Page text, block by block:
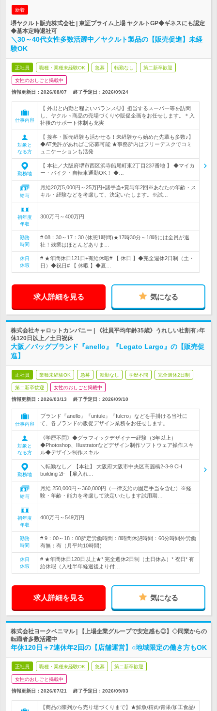
新着
堺ヤクルト販売株式会社 | 東証プライム上場 ヤクルトGP◆ギネスにも認定
◆基本定時退社可
＼30～40代女性多数活躍中／ヤクルト製品の【販売促進】未経
験OK
正社員 職種・業種未経験OK 急募 転勤なし 第二新卒歓迎
女性のおしごと掲載中
情報更新日：2026/08/07 終了予定日： 2026/09/24
仕事内容
【 外出と内勤と程よいバランス◎】担当するスーパー等を訪問
し、ヤクルト商品の売場づくりや販促企画をお任せします。＊入
社後のサポート体制も充実
対象と
なる方
【 接客・販売経験も活かせる！未経験から始めた先輩も多数♪】
◆AT免許があればご応募可能 ★事務所内はフリーデスクでコミ
ュニケーションも活発
勤務地
【 本社／大阪府堺市西区浜寺船尾町東2丁目237番地 】 ◆マイカ
ー・バイク・自転車通勤OK！ ◆…
給与
月給20万5,000円～25万円+諸手当+賞与年2回※あなたの年齢・ス
キル・経験などを考慮して、決定いたします。※試…
初年度
年収
300万円～400万円
勤務
時間
# 08：30～17：30 (休憩1時間)★17時30分～18時には全員が退
社！残業はほとんどありま…
休日
休暇
# ★年間休日121日+有給休暇# 【 休日 】◆完全週休2日制（土・
日）◆祝日# 【 休暇 】◆夏…
求人詳細を見る 気になる
株式会社キャロットカンパニー | 《社員平均年齢35歳》うれしい社割有♪年
休120日以上／土日祝休
大阪／バッグブランド『anello』『Legato Largo』の【販売促
進】
正社員 業種未経験OK 急募 転勤なし 学歴不問 完全週休2日制
第二新卒歓迎 女性のおしごと掲載中
情報更新日：2026/03/13 終了予定日： 2026/09/10
仕事内容
ブランド『anello』『untule』『fulcro』などを手掛ける当社に
て、各ブランドの販促デザイン業務をお任せします。
対象と
なる方
《学歴不問》◆グラフィックデザイナー経験（3年以上）
◆Photoshop、Illustratorなどデザイン制作ソフトウェア操作スキ
ル◆デザイン制作スキル
勤務地
＼転勤なし／ 【本社】 大阪府大阪市中央区高麗橋2-3-9 CH
building 2F 【雇入れ…
給与
月給 250,000円～360,000円（一律支給の固定手当を含む）※経
験・年齢・能力を考慮して決定いたします試用期…
初年度
年収
400万円～549万円
勤務
時間
# 9：00～18：00所定労働時間：8時間休憩時間：60分時間外労働
有無：有（月平均10時間）
休日
休暇
# ★年間休日120日以上★* 完全週休2日制（土日休み）* 祝日* 有
給休暇（入社半年経過後より付…
求人詳細を見る 気になる
株式会社ヨークベニマル | 【上場企業グループで安定感も◎】◇同業からの
転職者多数活躍中
年休120日＋7連休年2回の【店舗運営】○地域限定の働き方もOK
正社員 職種・業種未経験OK 急募 第二新卒歓迎
女性のおしごと掲載中
情報更新日：2026/07/21 終了予定日： 2026/09/03
【商品の陳列から売り場づくりまで】★鮮魚/精肉/青果/加工食品/